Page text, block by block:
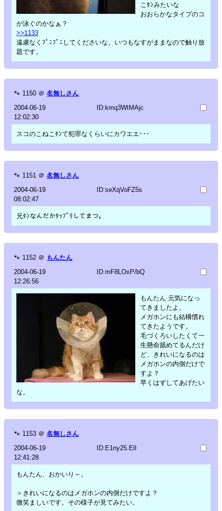
こﾀﾝみたいな
おおらかなタイプのコ
が泳ぐのかなぁ？
>>1133
遠慮なくﾌﾟﾆﾌﾟﾆしてくださいな。いつもなすがままなので触り放
題です。
🐾 1150 ＠ 名無しさん
2004-06-19
12:02:30
ID:kmq3WtMAjc
スコのこねこﾀﾝて犯罪なくらいにカワエエ･･･
🐾 1151 ＠ 名無しさん
2004-06-19
08:02:47
ID:seXqVoFZ5s
兄ﾀﾝなんだかﾀｯﾌﾟﾘしてまつ。
🐾 1152 ＠ もんたん
2004-06-19
12:26:56
ID:mF8LOxP/bQ
もんたん 元気になっ
てきましたよ。
メガホンにも結構慣れ
てきたようです。
毛づくろいしたくて一
生懸命舐めてるんだけ
ど、きれいになるのは
メガホンの内側だけで
すよ？
早くはずしてあげたい
な。
🐾 1153 ＠ 名無しさん
2004-06-19
12:41:28
ID:E1ny25.ElI
もんたん、おかいり～。
＞きれいになるのはメガホンの内側だけですよ？
微笑ましいです。その様子が見てみたい。